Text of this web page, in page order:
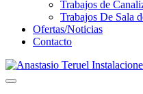
Trabajos de
Trabajos De Sala
Ofertas/Noticias
Contacto